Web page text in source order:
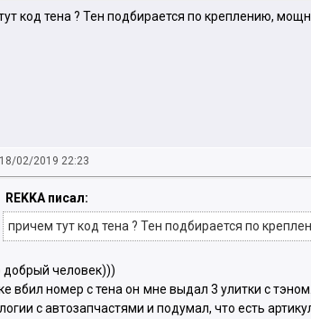
код тена ? Тен подбирается по креплению,
02/2019 22:23
REKKA писал:
причем тут код тена ? Тен подбирается по
добрый человек)))
вбил номер с тена он мне выдал 3 улитки с
с автозапчастями и подумал, что есть